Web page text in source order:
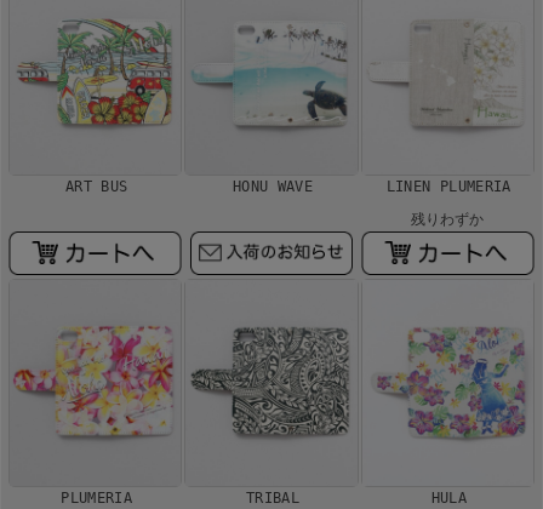
ART BUS HONU WAVE
LINEN PLUMERIA
残りわずか
PLUMERIA
TRIBAL
HULA